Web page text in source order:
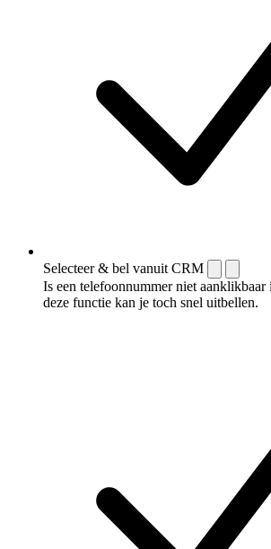
Selecteer & bel vanuit CRM
Is een telefoonnummer niet
deze functie kan je toch snel uitbellen.